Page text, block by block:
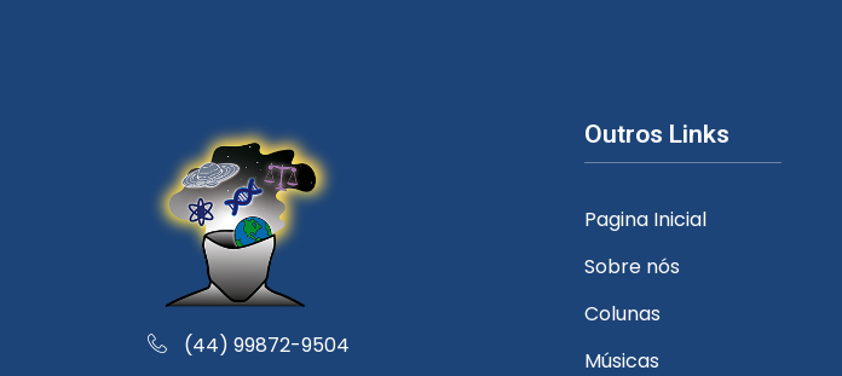
(44) 99872-9504
Outros Links
Pagina Inicial
Sobre nós
Colunas
Músicas